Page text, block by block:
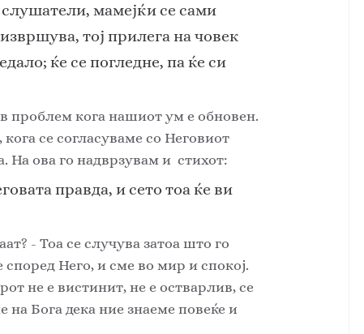
мамејќи се сами
тој прилега на човек
ќе се погледне, па ќе си
проблем кога нашиот ум е обновен.
се согласуваме со Неговиот
ова го надврзувам и  стихот:
правда, и сето тоа ќе ви
- Тоа се случува затоа што го
Него, и сме во мир и спокој.
не е вистинит, не е остварлив, се
Бога дека ние знаеме повеќе и